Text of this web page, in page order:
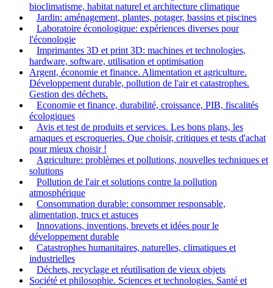
bioclimatisme, habitat naturel et architecture climatique
Jardin: aménagement, plantes, potager, bassins et piscines
Laboratoire éconologique: expériences diverses pour
l'éconologie
Imprimantes 3D et print 3D: machines et technologies,
hardware, software, utilisation et optimisation
Argent, économie et finance. Alimentation et agriculture.
Développement durable, pollution de l'air et catastrophes.
Gestion des déchets.
Economie et finance, durabilité, croissance, PIB, fiscalités
écologiques
Avis et test de produits et services. Les bons plans, les
arnaques et escroqueries. Que choisir, critiques et tests d'achat
pour mieux choisir !
Agriculture: problèmes et pollutions, nouvelles techniques et
solutions
Pollution de l'air et solutions contre la pollution
atmosphérique
Consommation durable: consommer responsable,
alimentation, trucs et astuces
Innovations, inventions, brevets et idées pour le
développement durable
Catastrophes humanitaires, naturelles, climatiques et
industrielles
Déchets, recyclage et réutilisation de vieux objets
Société et philosophie. Sciences et technologies. Santé et